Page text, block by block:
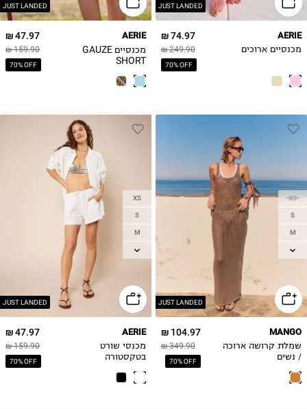
JUST LANDED
74.97 ₪
249.90 ₪
70% OFF
AERIE
מכנסיים ארוכים
JUST LANDED
47.97 ₪
159.90 ₪
70% OFF
AERIE
מכנסיים GAUZE
SHORT
JUST LANDED
XS
S
M
L
104.97 ₪
349.90 ₪
70% OFF
MANGO
שמלת קרושה ארוכה
/ נשים
JUST LANDED
XS
S
M
L
47.97 ₪
159.90 ₪
70% OFF
AERIE
מכנסי שורט
בטקסטורה